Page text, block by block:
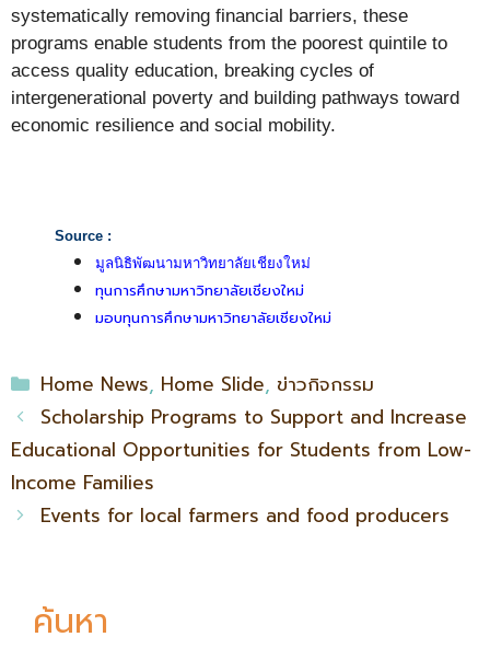
systematically removing financial barriers, these
programs enable students from the poorest quintile to
access quality education, breaking cycles of
intergenerational poverty and building pathways toward
economic resilience and social mobility.
Source :
มูลนิธิพัฒนามหาวิทยาลัยเชียงใหม่
ทุนการศึกษามหาวิทยาลัยเชียงใหม่
มอบทุนการศึกษามหาวิทยาลัยเชียงใหม่
Home News, Home Slide, ข่าวกิจกรรม
Scholarship Programs to Support and Increase
Educational Opportunities for Students from Low-
Income Families
Events for local farmers and food producers
ค้นหา